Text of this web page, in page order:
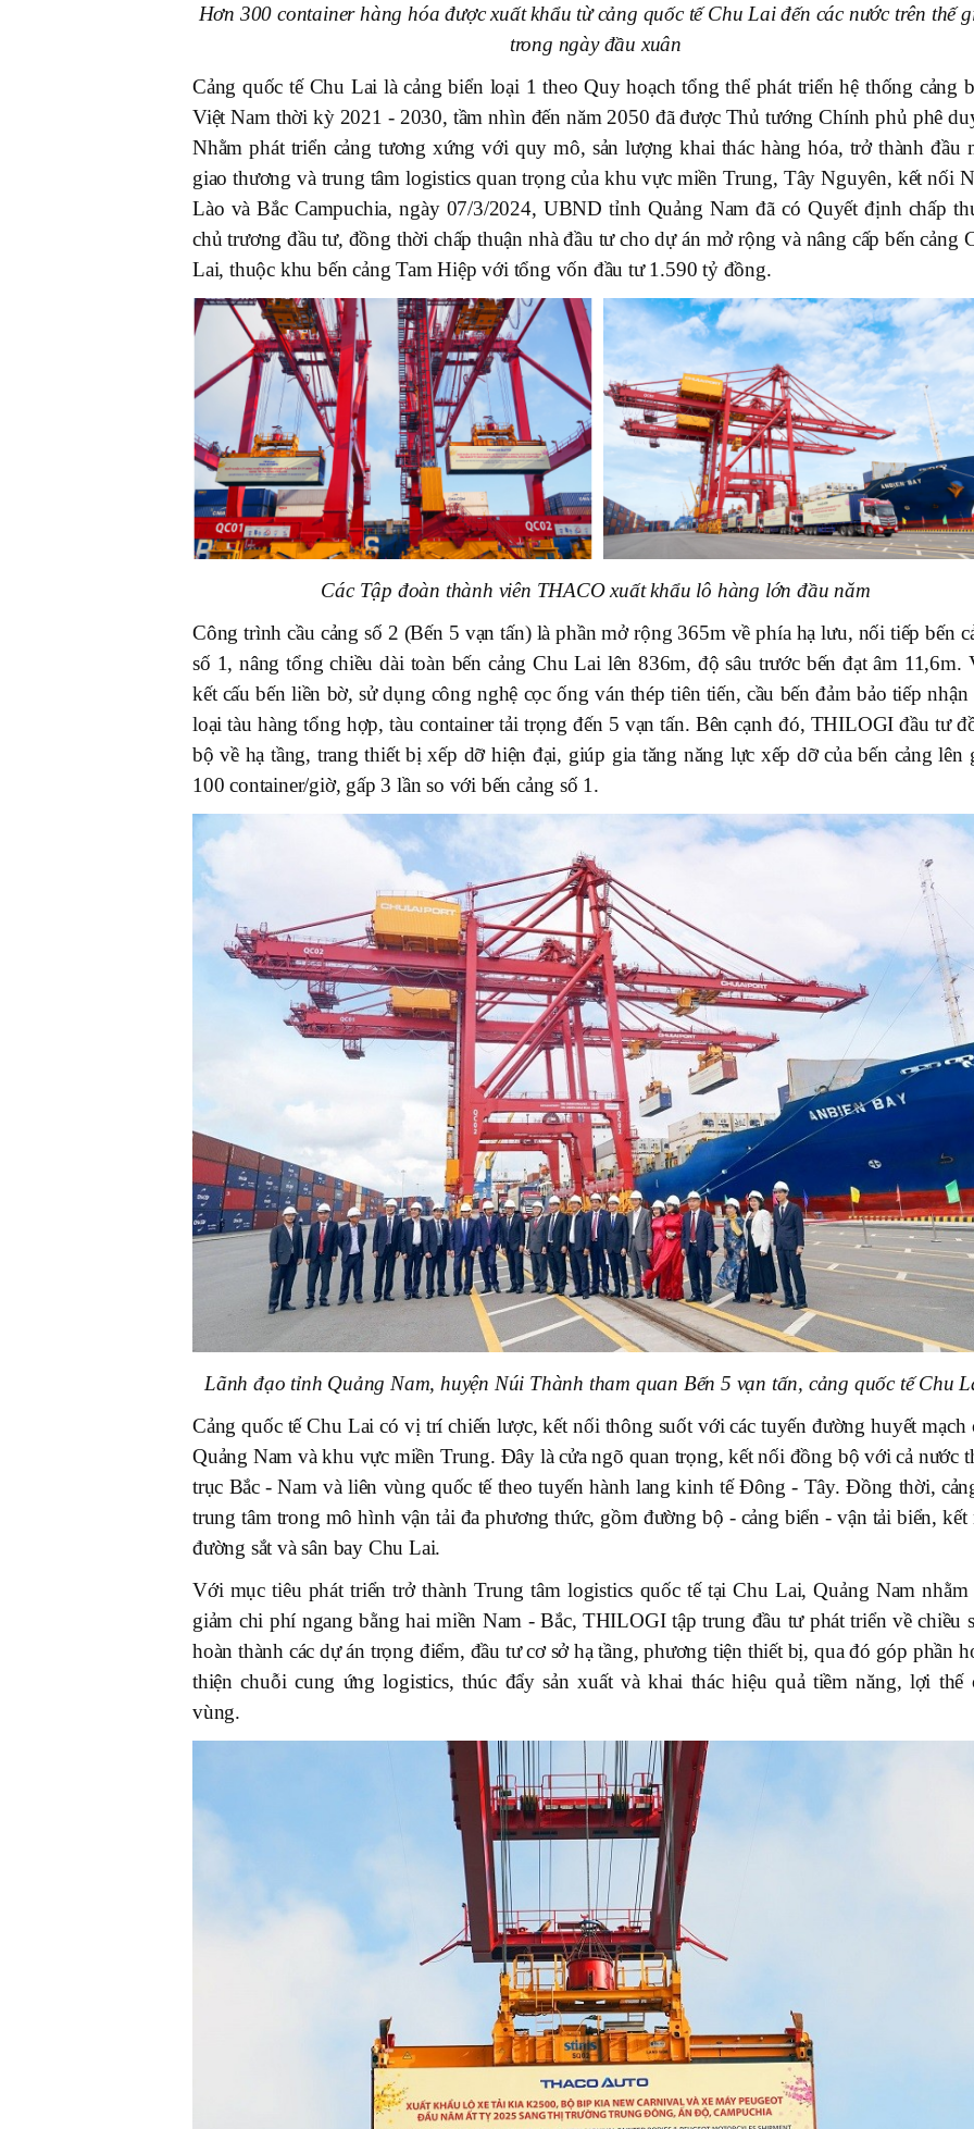
Hơn 300 container hàng hóa được xuất khẩu từ cảng quốc tế Chu Lai đến các nước trên thế
trong ngày đầu xuân
Cảng quốc tế Chu Lai là cảng biển loại 1 theo Quy hoạch tổng thể phát triển hệ thống cảng
Việt Nam thời kỳ 2021 - 2030, tầm nhìn đến năm 2050 đã được Thủ tướng Chính phủ phê
Nhằm phát triển cảng tương xứng với quy mô, sản lượng khai thác hàng hóa, trở thành đầu
giao thương và trung tâm logistics quan trọng của khu vực miền Trung, Tây Nguyên, kết nối
Lào và Bắc Campuchia, ngày 07/3/2024, UBND tỉnh Quảng Nam đã có Quyết định chấp
chủ trương đầu tư, đồng thời chấp thuận nhà đầu tư cho dự án mở rộng và nâng cấp bến cảng
Lai, thuộc khu bến cảng Tam Hiệp với tổng vốn đầu tư 1.590 tỷ đồng.
Các Tập đoàn thành viên THACO xuất khẩu lô hàng lớn đầu năm
Công trình cầu cảng số 2 (Bến 5 vạn tấn) là phần mở rộng 365m về phía hạ lưu, nối tiếp bến
số 1, nâng tổng chiều dài toàn bến cảng Chu Lai lên 836m, độ sâu trước bến đạt âm 11,6m.
kết cấu bến liền bờ, sử dụng công nghệ cọc ống ván thép tiên tiến, cầu bến đảm bảo tiếp nhận
loại tàu hàng tổng hợp, tàu container tải trọng đến 5 vạn tấn. Bên cạnh đó, THILOGI đầu tư
bộ về hạ tầng, trang thiết bị xếp dỡ hiện đại, giúp gia tăng năng lực xếp dỡ của bến cảng lên
100 container/giờ, gấp 3 lần so với bến cảng số 1.
Lãnh đạo tỉnh Quảng Nam, huyện Núi Thành tham quan Bến 5 vạn tấn, cảng quốc tế Chu
Cảng quốc tế Chu Lai có vị trí chiến lược, kết nối thông suốt với các tuyến đường huyết mạch
Quảng Nam và khu vực miền Trung. Đây là cửa ngõ quan trọng, kết nối đồng bộ với cả nước
trục Bắc - Nam và liên vùng quốc tế theo tuyến hành lang kinh tế Đông - Tây. Đồng thời,
trung tâm trong mô hình vận tải đa phương thức, gồm đường bộ - cảng biển - vận tải biển, kết
đường sắt và sân bay Chu Lai.
Với mục tiêu phát triển trở thành Trung tâm logistics quốc tế tại Chu Lai, Quảng Nam nhằm
giảm chi phí ngang bằng hai miền Nam - Bắc, THILOGI tập trung đầu tư phát triển về chiều
hoàn thành các dự án trọng điểm, đầu tư cơ sở hạ tầng, phương tiện thiết bị, qua đó góp phần
thiện chuỗi cung ứng logistics, thúc đẩy sản xuất và khai thác hiệu quả tiềm năng, lợi thế
vùng.